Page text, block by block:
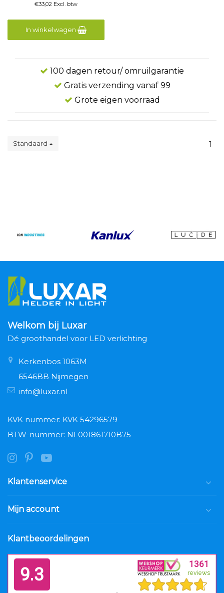
€33,02 Excl. btw
In winkelwagen
100 dagen retour/ omruilgarantie
Gratis verzending vanaf 99
Grote eigen voorraad
Standaard 1
Welkom bij Luxar
Dé groothandel voor LED verlichting
Kerkenbos 1063M
6546BB Nijmegen
info@luxar.nl
KVK nummer: KVK 54296579
BTW-nummer: NL001861710B75
Klantenservice
Mijn account
Klantbeoordelingen